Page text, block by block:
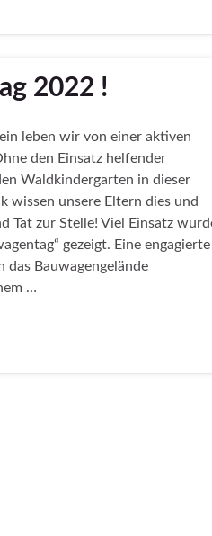
2022 !
leben wir von einer aktiven
den Einsatz helfender
Waldkindergarten in dieser
wissen unsere Eltern dies und
Tat zur Stelle! Viel Einsatz
gezeigt. Eine engagierte
das Bauwagengelände
…